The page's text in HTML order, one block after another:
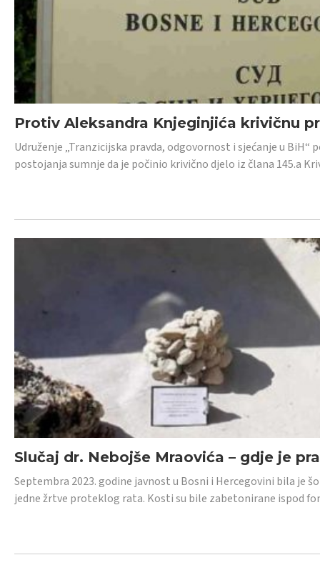
Protiv Aleksandra Knjeginjića krivičnu
Udruženje „Tranzicijska pravda, odgovornost i sjećanje u
postojanja sumnje da je počinio krivično djelo iz člana 145.a
Slučaj dr. Nebojše Mraovića – gdje je
Septembra 2023. godine javnost u Bosni i Hercegovini bila je
jedne žrtve proteklog rata. Kosti su bile zabetonirane ispod